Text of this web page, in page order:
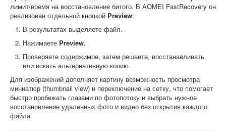
лимит/время на восстановление битого. В AOMEI FastRecovery он
реализован отдельной кнопкой Preview:
В результатах выделяете файл.
Нажимаете Preview.
Проверяете содержимое, затем решаете, восстанавливать
или искать альтернативную копию.
Для изображений дополняет картину возможность просмотра
миниатюр (thumbnail view) и переключение на сетку, что помогает
быстро пробежать глазами по фотопотоку и выбрать нужное
восстановление удаленных фото и видео без открытия каждого
файла.